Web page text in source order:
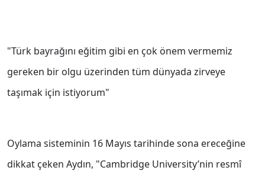
"Türk bayrağını eğitim gibi en çok önem vermemiz
gereken bir olgu üzerinden tüm dünyada zirveye
taşımak için istiyorum"
Oylama sisteminin 16 Mayıs tarihinde sona ereceğine
dikkat çeken Aydın, "Cambridge University’nin resmî